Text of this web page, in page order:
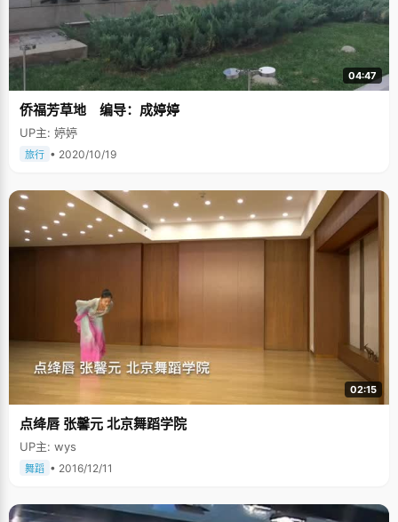
04:47
侨福芳草地 编导：成婷婷
UP主: 婷婷
旅行 • 2020/10/19
02:15
点绛唇 张馨元 北京舞蹈学院
UP主: wys
舞蹈 • 2016/12/11